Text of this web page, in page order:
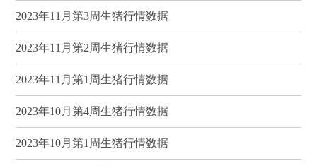
2023年11月第3周生猪行情数据
2023年11月第2周生猪行情数据
2023年11月第1周生猪行情数据
2023年10月第4周生猪行情数据
2023年10月第1周生猪行情数据